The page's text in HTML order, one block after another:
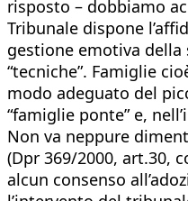
risposto – dobbiamo
Tribunale dispone
gestione emotiva
“tecniche”. Famiglie
modo adeguato del
“famiglie ponte” e,
Non va neppure
(Dpr 369/2000, art.30,
alcun consenso